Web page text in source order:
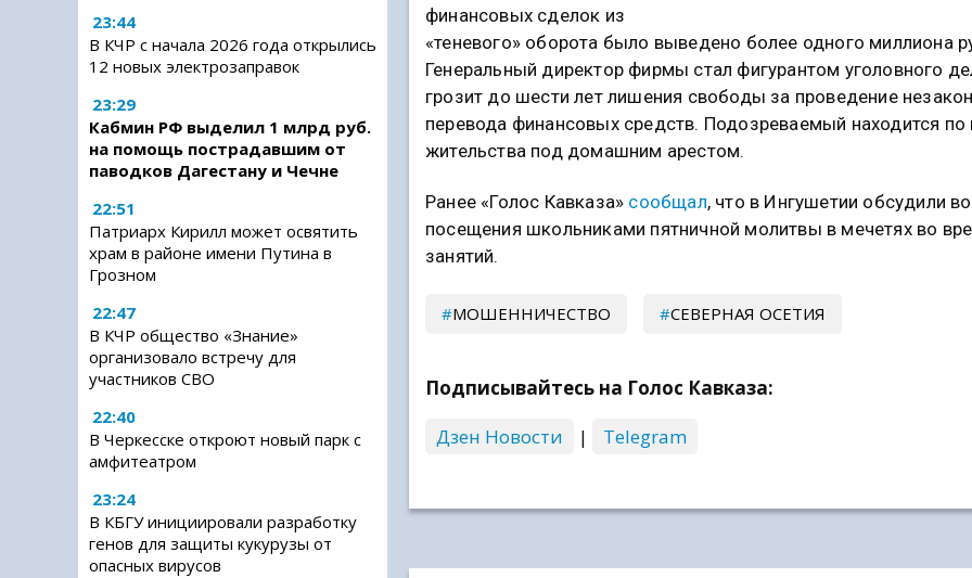
23:44
В КЧР с начала 2026 года открылись
12 новых электрозаправок
23:29
Кабмин РФ выделил 1 млрд руб.
на помощь пострадавшим от
паводков Дагестану и Чечне
22:51
Патриарх Кирилл может освятить
храм в районе имени Путина в
Грозном
22:47
В КЧР общество «Знание»
организовало встречу для
участников СВО
22:40
В Черкесске откроют новый парк с
амфитеатром
23:24
В КБГУ инициировали разработку
генов для защиты кукурузы от
опасных вирусов
финансовых сделок из
«теневого» оборота было выведено более одного миллиона
Генеральный директор фирмы стал фигурантом уголовного
грозит до шести лет лишения свободы за проведение
перевода финансовых средств. Подозреваемый находится по
жительства под домашним арестом.
Ранее «Голос Кавказа» сообщал, что в Ингушетии обсудили
посещения школьниками пятничной молитвы в мечетях во
занятий.
МОШЕННИЧЕСТВО СЕВЕРНАЯ ОСЕТИЯ
Подписывайтесь на Голос Кавказа:
Дзен Новости
| Telegram